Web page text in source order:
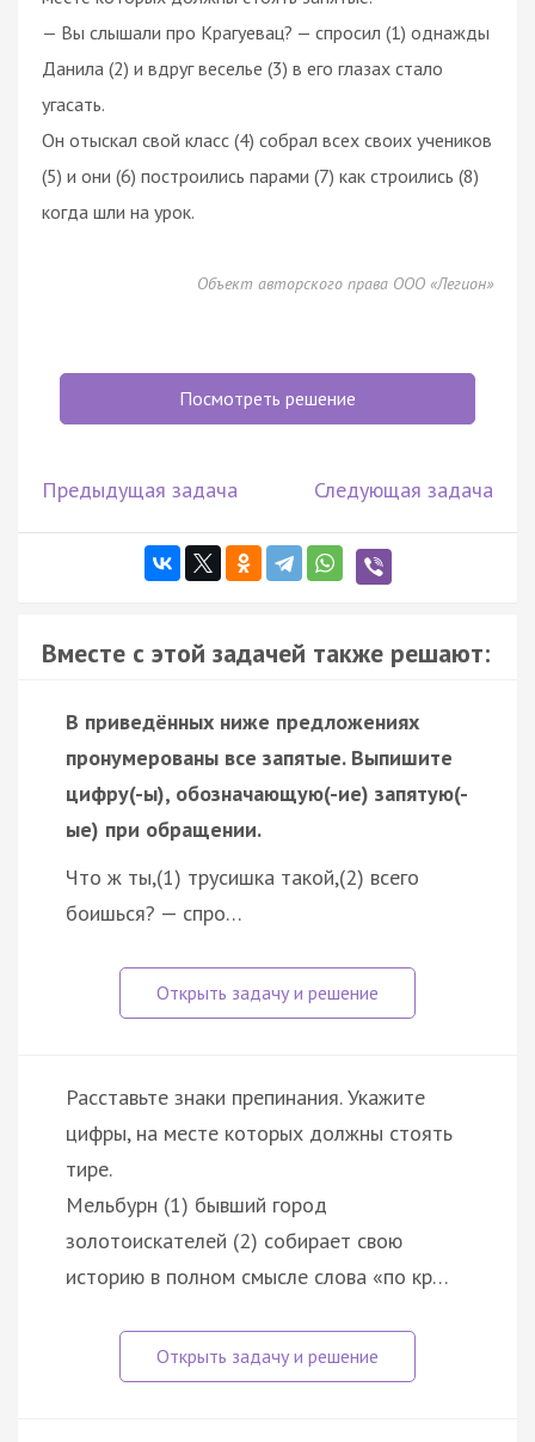
— Вы слышали про Крагуевац? — спросил (1) однажды
Данила (2) и вдруг веселье (3) в его глазах стало
угасать.
Он отыскал свой класс (4) собрал всех своих учеников
(5) и они (6) построились парами (7) как строились (8)
когда шли на урок.
Объект авторского права ООО «Легион»
Посмотреть решение
Предыдущая задача Следующая задача
Вместе с этой задачей также решают:
В приведённых ниже предложениях
пронумерованы все запятые. Выпишите
цифру(-ы), обозначающую(-ие) запятую(-
ые) при обращении.
Что ж ты,(1) трусишка такой,(2) всего
боишься? — спро…
Расставьте знаки препинания. Укажите
цифры, на месте которых должны стоять
тире.
Мельбурн (1) бывший город
золотоискателей (2) собирает свою
историю в полном смысле слова «по кр…